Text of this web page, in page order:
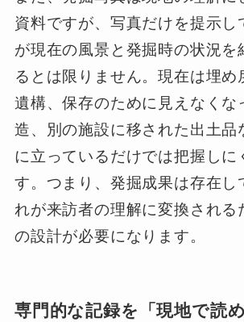
資料ですが、写真だけを提示し
が現在の風景と発掘時の状況を
るとは限りません。現在は埋め
遺構、保存のために見えなくな
造、別の施設に移された出土品
に立っているだけでは把握しに
す。つまり、発掘成果は存在し
れが来訪者の理解に変換される
の設計が必要になります。
専門的な記録を「現地で読